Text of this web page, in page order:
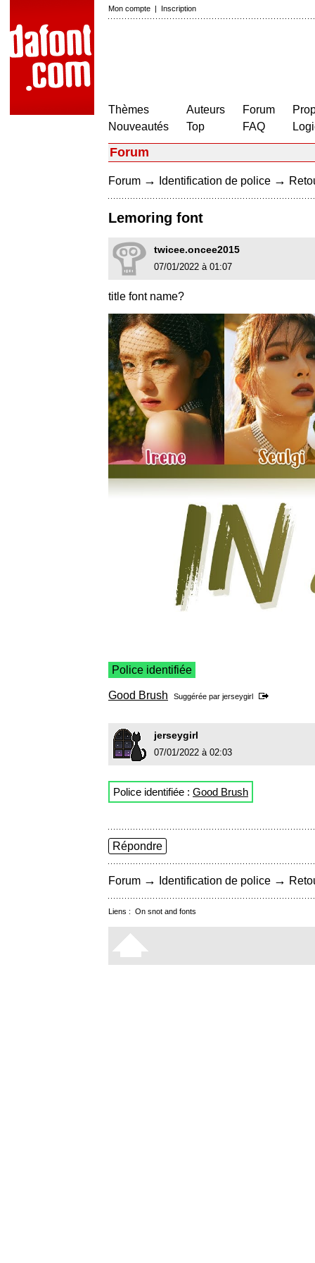
Mon compte | Inscription
Thèmes
Nouveautés
Auteurs
Top
Forum
FAQ
Forum
Forum → Identification de police →
Lemoring font
twicee.oncee2015
07/01/2022 à 01:07
title font name?
Police identifiée
Good Brush Suggérée par jerseygirl
jerseygirl
07/01/2022 à 02:03
Police identifiée : Good Brush
Répondre
Forum → Identification de police →
Liens : On snot and fonts